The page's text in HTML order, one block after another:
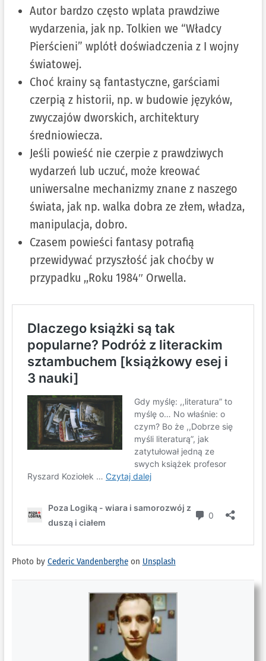
Autor bardzo często wplata prawdziwe
wydarzenia, jak np. Tolkien we “Władcy
Pierścieni” wplótł doświadczenia z I wojny
światowej.
Choć krainy są fantastyczne, garściami
czerpią z historii, np. w budowie języków,
zwyczajów dworskich, architektury
średniowiecza.
Jeśli powieść nie czerpie z prawdziwych
wydarzeń lub uczuć, może kreować
uniwersalne mechanizmy znane z naszego
świata, jak np. walka dobra ze złem, władza,
manipulacja, dobro.
Czasem powieści fantasy potrafią
przewidywać przyszłość jak choćby w
przypadku ,,Roku 1984″ Orwella.
Photo by Cederic Vandenbergheon Unsplash